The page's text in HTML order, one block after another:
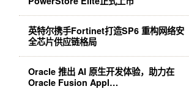
英特尔携手Fortinet打造SP6 重构网络安
全芯片供应链格局
Oracle 推出 AI 原生开发体验，助力在
Oracle Fusion Appl…